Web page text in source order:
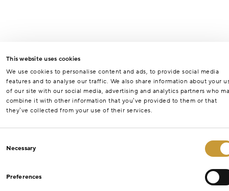
This website uses cookies
We use cookies to personalise content and ads, to provide social media
features and to analyse our traffic. We also share information about your
of our site with our social media, advertising and analytics partners who
combine it with other information that you’ve provided to them or that
they’ve collected from your use of their services.
Selection
Necessary
Preferences